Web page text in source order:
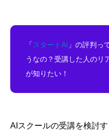
「 スタートAI 」の評判っ
うなの？受講した人のリ
が知りたい！
AIスクールの受講を検討